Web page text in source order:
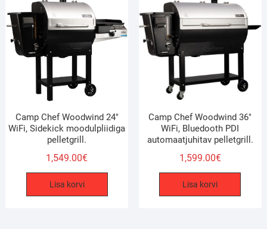
Camp Chef Woodwind 24″
WiFi, Sidekick moodulpliidiga
pelletgrill.
1,549.00€
Lisa korvi
Camp Chef Woodwind 36″
WiFi, Bluedooth PDI
automaatjuhitav pelletgrill.
1,599.00€
Lisa korvi